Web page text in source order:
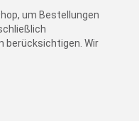
um Bestellungen
berücksichtigen. Wir